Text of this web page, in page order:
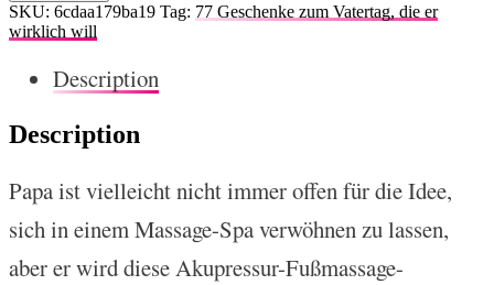
SKU: 6cdaa179ba19 Tag: 77 Geschenke zum Vatertag, die er
wirklich will
Description
Description
Papa ist vielleicht nicht immer offen für die Idee,
sich in einem Massage-Spa verwöhnen zu lassen,
aber er wird diese Akupressur-Fußmassage-